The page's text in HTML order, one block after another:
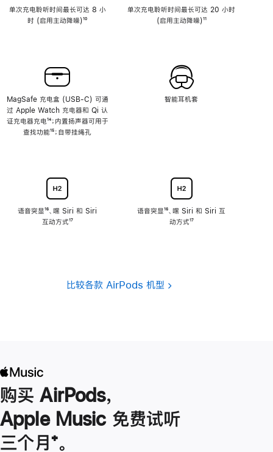
单次充电聆听时间最长可达 8 小
时 (启用主动降噪)脚
¹⁰
MagSafe 充电盒 (USB-C) 可通
过 Apple Watch 充电器和 Qi 认
证充电器充电脚
注
¹⁴；内置扬声器可用于
查找功能脚
¹⁵；自带挂绳孔
语音突显脚
注
¹⁶、嘿 Siri 和 Siri
互动方式脚
¹⁷
单次充电聆听时间最长可达 20 小时
(启用主动降噪)脚
¹¹
智能耳机套
语音突显脚
注
¹⁶、嘿 Siri 和 Siri 互
动方式脚
¹⁷
比较各款 AirPods 机型
购买 AirPods，
Apple Music 免费试听
三个月脚
⁺。